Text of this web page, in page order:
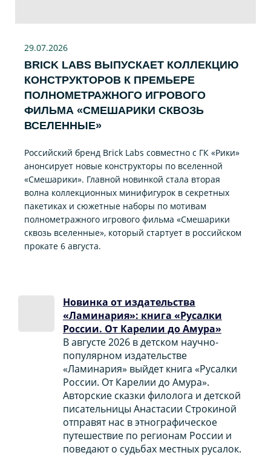
29.07.2026
BRICK LABS ВЫПУСКАЕТ КОЛЛЕКЦИЮ
КОНСТРУКТОРОВ К ПРЕМЬЕРЕ
ПОЛНОМЕТРАЖНОГО ИГРОВОГО
ФИЛЬМА «CМЕШАРИКИ СКВОЗЬ
ВСЕЛЕННЫЕ»
Российский бренд Brick Labs совместно с ГК «Рики»
анонсирует новые конструкторы по вселенной
«Смешарики». Главной новинкой стала вторая
волна коллекционных минифигурок в секретных
пакетиках и сюжетные наборы по мотивам
полнометражного игрового фильма «Смешарики
сквозь вселенные», который стартует в российском
прокате 6 августа.
Новинка от издательства
«Ламинария»: книга «Русалки
России. От Карелии до Амура»
В августе 2026 в детском научно-
популярном издательстве
«Ламинария» выйдет книга «Русалки
России. От Карелии до Амура».
Авторские сказки филолога и детской
писательницы Анастасии Строкиной
отправят нас в этнографическое
путешествие по регионам России и
поведают о судьбах местных русалок.